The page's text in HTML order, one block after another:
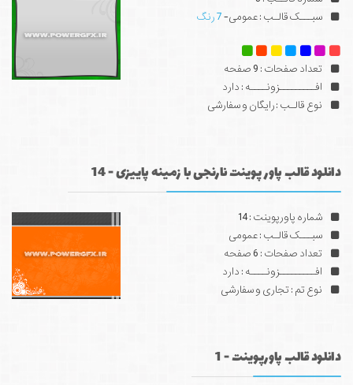
سبـــک قالـب : عمومی-7 رنگ
تعداد صفحات : 9 صفحه
افـــــــــزونــــه : دارد
نوع قالـب : رایگان و سفارشی
دانلود قالب پاور پوینت نارنجی با زمینه پاییزی - 14
شماره پاورپوینت : 14
سبـــک قالـب : عمومی
تعداد صفحات : 6 صفحه
افـــــــــزونــــه : دارد
نوع تم : تجاری و سفارشی
دانلود قالب پاورپوینت - 1